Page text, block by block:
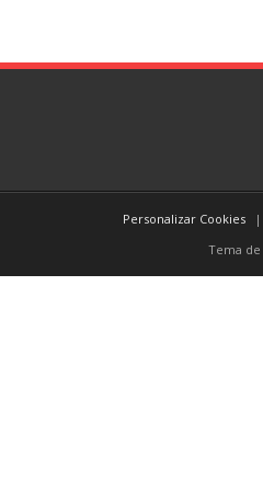
Personalizar Cookies
Tema de